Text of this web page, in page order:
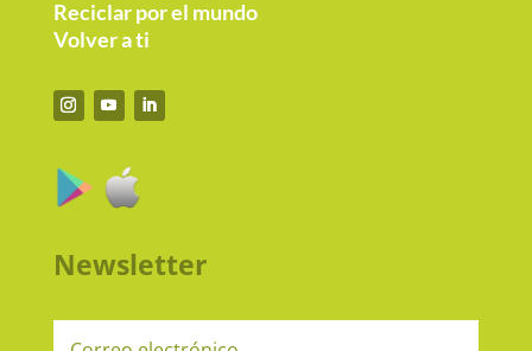
Reciclar por el mundo
Volver a ti
Newsletter